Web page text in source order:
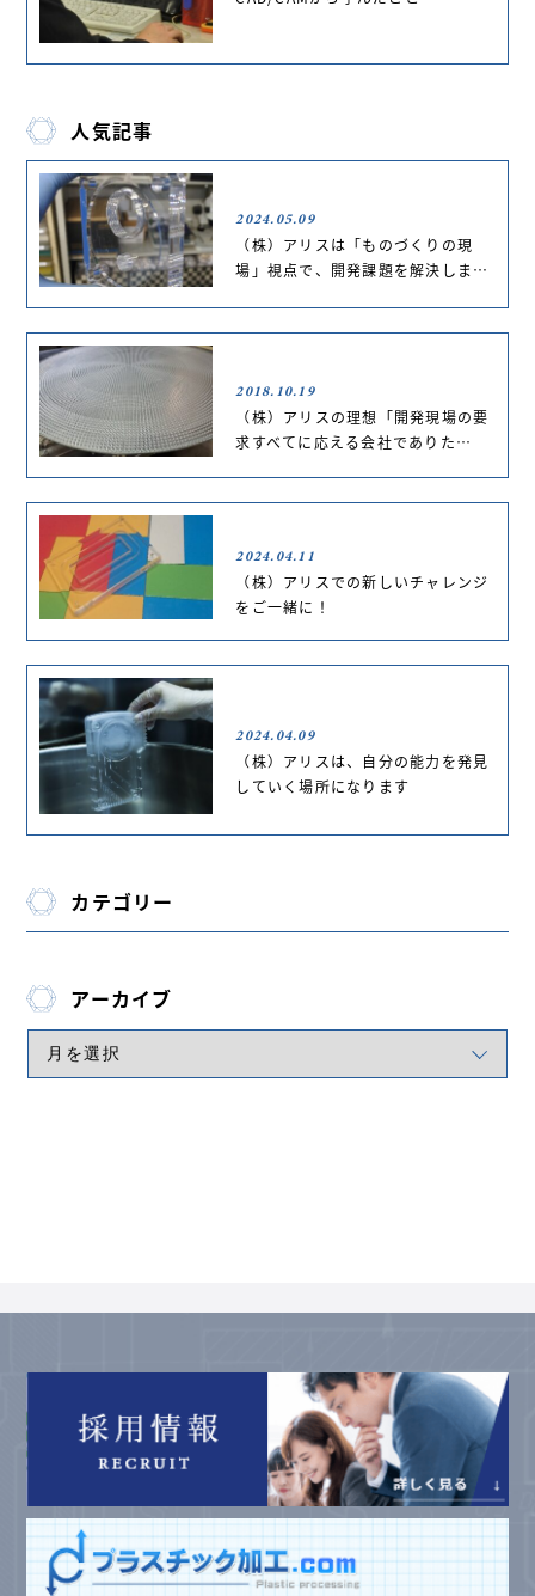
人気記事
2024.05.09
（株）アリスは「ものづくりの現
場」視点で、開発課題を解決しま…
2018.10.19
（株）アリスの理想「開発現場の要
求すべてに応える会社でありた…
2024.04.11
（株）アリスでの新しいチャレンジ
をご一緒に！
2024.04.09
（株）アリスは、自分の能力を発見
していく場所になります
カテゴリー
アーカイブ